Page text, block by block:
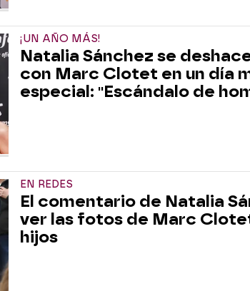
¡UN AÑO MÁS!
Natalia Sánchez se
con Marc Clotet en un día
especial: ''Escándalo de
EN REDES
El comentario de Natalia
ver las fotos de Marc
hijos